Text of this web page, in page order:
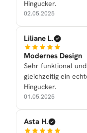
Hingucker.
02.05.2025
Liliane L.
Modernes Design
Sehr funktional und
gleichzeitig ein
Hingucker.
01.05.2025
Asta H.